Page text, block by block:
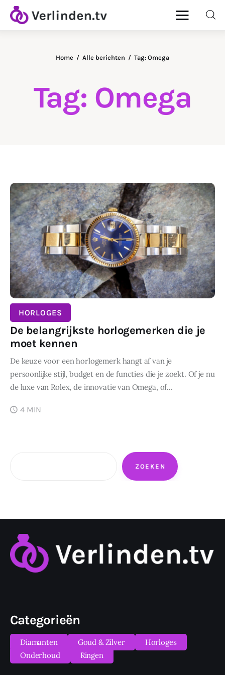
Tag: Omega
Home Alle berichten Tag: Omega
Diamanten
Ringen
HORLOGES
De belangrijkste horlogemerken die je
moet kennen
De keuze voor een horlogemerk hangt af van je
persoonlijke stijl, budget en de functies die je zoekt. Of je nu
de luxe van Rolex, de innovatie van Omega, of…
4 MIN
ZOEKEN
Categorieën
Diamanten Goud & Zilver
Horloges
Onderhoud
Ringen